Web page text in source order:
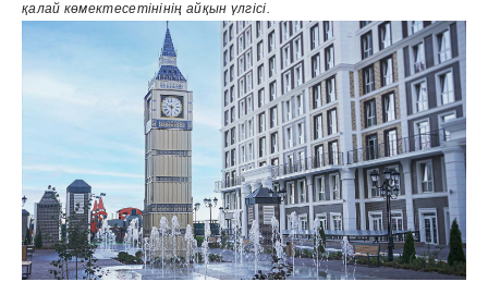
қалай көмектесетінінің айқын үлгісі.